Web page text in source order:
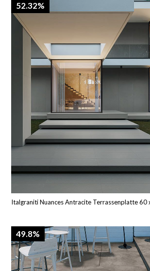
52.32%
Italgraniti Nuances Antracite Terrassenplatte 60
49.8%